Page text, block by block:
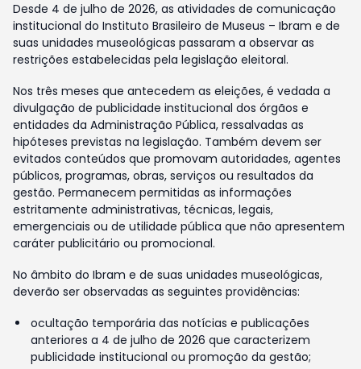
Desde 4 de julho de 2026, as atividades de comunicação
institucional do Instituto Brasileiro de Museus – Ibram e de
suas unidades museológicas passaram a observar as
restrições estabelecidas pela legislação eleitoral.
Nos três meses que antecedem as eleições, é vedada a
divulgação de publicidade institucional dos órgãos e
entidades da Administração Pública, ressalvadas as
hipóteses previstas na legislação. Também devem ser
evitados conteúdos que promovam autoridades, agentes
públicos, programas, obras, serviços ou resultados da
gestão. Permanecem permitidas as informações
estritamente administrativas, técnicas, legais,
emergenciais ou de utilidade pública que não apresentem
caráter publicitário ou promocional.
No âmbito do Ibram e de suas unidades museológicas,
deverão ser observadas as seguintes providências:
ocultação temporária das notícias e publicações
anteriores a 4 de julho de 2026 que caracterizem
publicidade institucional ou promoção da gestão;